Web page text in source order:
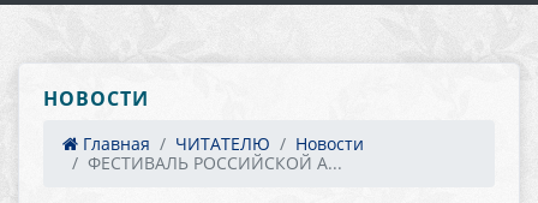
НОВОСТИ
Главная ЧИТАТЕЛЮ
Новости
ФЕСТИВАЛЬ РОССИЙСКОЙ А...